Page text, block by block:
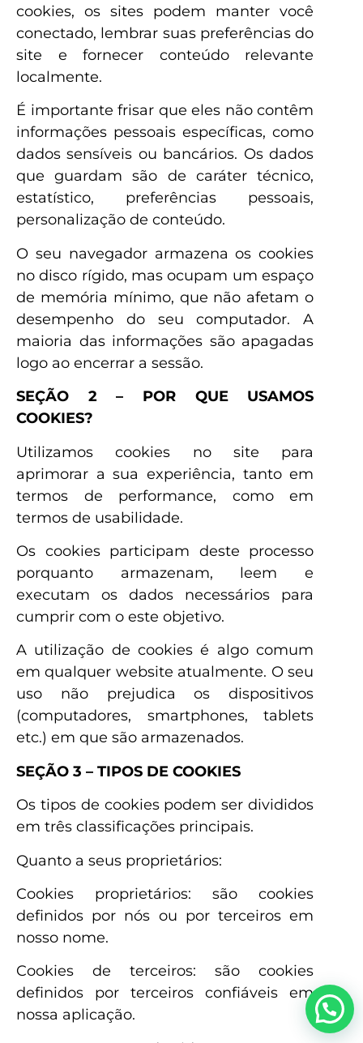
cookies, os sites podem manter você
conectado, lembrar suas preferências do
site e fornecer conteúdo relevante
localmente.
É importante frisar que eles não contêm
informações pessoais específicas, como
dados sensíveis ou bancários. Os dados
que guardam são de caráter técnico,
estatístico, preferências pessoais,
personalização de conteúdo.
O seu navegador armazena os cookies
no disco rígido, mas ocupam um espaço
de memória mínimo, que não afetam o
desempenho do seu computador. A
maioria das informações são apagadas
logo ao encerrar a sessão.
SEÇÃO 2 – POR QUE USAMOS
COOKIES?
Utilizamos cookies no site para
aprimorar a sua experiência, tanto em
termos de performance, como em
termos de usabilidade.
Os cookies participam deste processo
porquanto armazenam, leem e
executam os dados necessários para
cumprir com o este objetivo.
A utilização de cookies é algo comum
em qualquer website atualmente. O seu
uso não prejudica os dispositivos
(computadores, smartphones, tablets
etc.) em que são armazenados.
SEÇÃO 3 – TIPOS DE COOKIES
Os tipos de cookies podem ser divididos
em três classificações principais.
Quanto a seus proprietários:
Cookies proprietários: são cookies
definidos por nós ou por terceiros em
nosso nome.
Cookies de terceiros: são cookies
definidos por terceiros confiáveis em
nossa aplicação.